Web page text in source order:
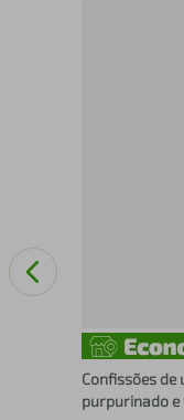
Confissões
purpurinado e